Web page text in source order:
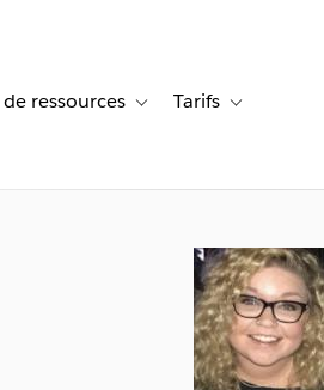
de cas for Solutions
ressources Toggle sub-navigation for
Tarifs Toggle sub-